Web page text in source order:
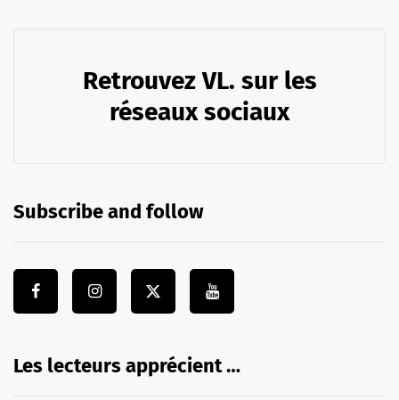
Retrouvez VL. sur les
réseaux sociaux
Subscribe and follow
Les lecteurs apprécient …